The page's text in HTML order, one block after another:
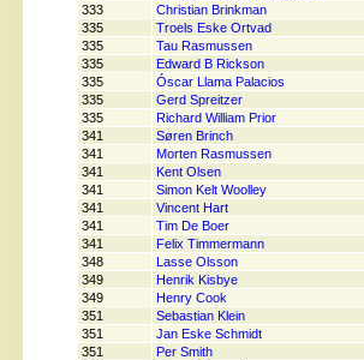
333
Christian Brinkman
335
Troels Eske Ortvad
335
Tau Rasmussen
335
Edward B Rickson
335
Óscar Llama Palacios
335
Gerd Spreitzer
335
Richard William Prior
341
Søren Brinch
341
Morten Rasmussen
341
Kent Olsen
341
Simon Kelt Woolley
341
Vincent Hart
341
Tim De Boer
341
Felix Timmermann
348
Lasse Olsson
349
Henrik Kisbye
349
Henry Cook
351
Sebastian Klein
351
Jan Eske Schmidt
351
Per Smith